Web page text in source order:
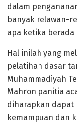
dalam
banyak relawan-
apa ketika berada
Hal inilah yang
pelatihan dasar
Muhammadiyah
Mahron panitia
diharapkan dapat
kemampuan dan